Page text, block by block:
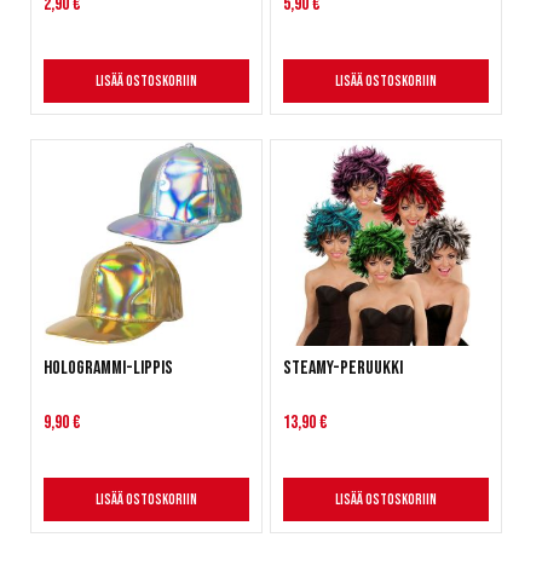
Lisää ostoskoriin Lisää ostoskoriin
Hologrammi-lippis
9,90 €
Lisää ostoskoriin
Steamy-peruukki
13,90 €
Lisää ostoskoriin